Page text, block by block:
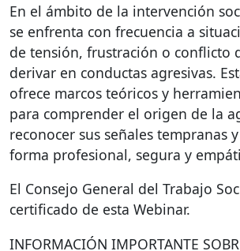
En el ámbito de la intervención
se enfrenta con frecuencia a
de tensión, frustración o conflicto
derivar en conductas agresivas.
ofrece marcos teóricos y
para comprender el origen de la
reconocer sus señales tempranas
forma profesional, segura y
El Consejo General del Trabajo
certificado de esta Webinar.
INFORMACIÓN IMPORTANTE